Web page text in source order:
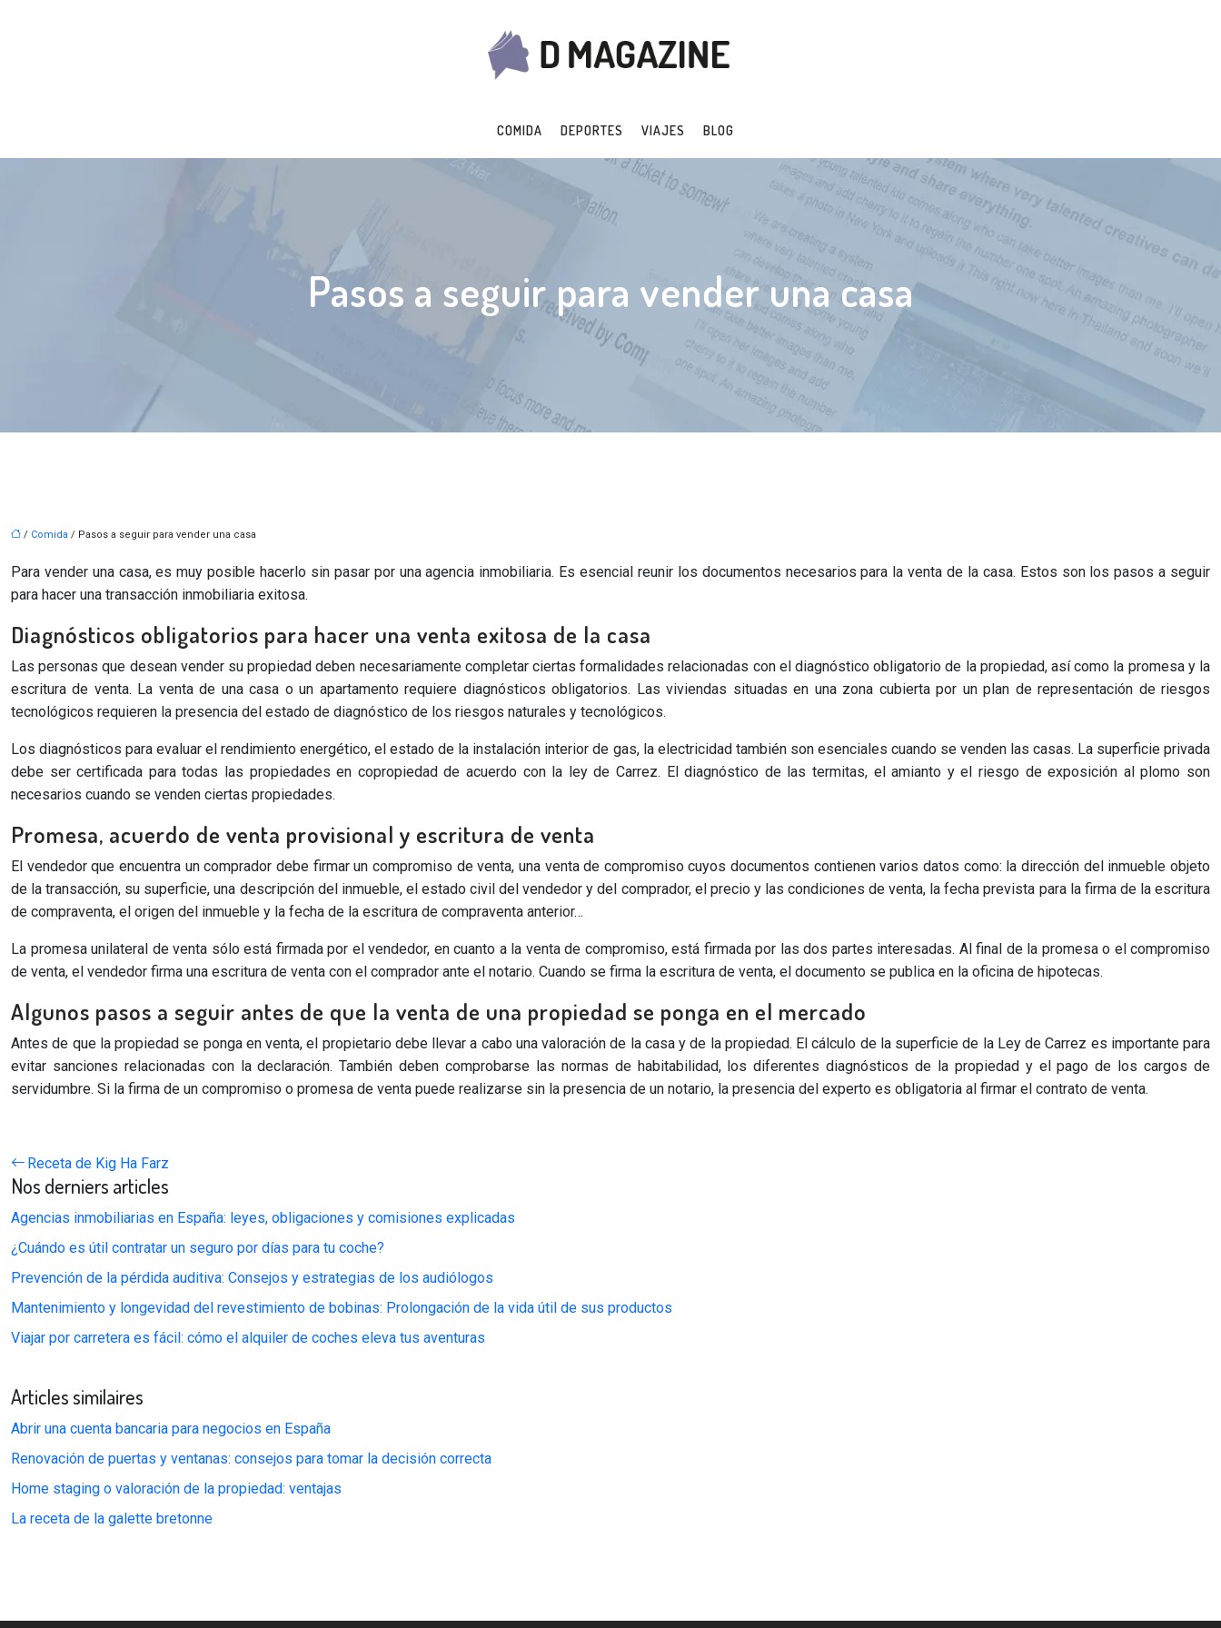
COMIDA DEPORTES VIAJES BLOG
Pasos a seguir para vender una casa
/ Comida / Pasos a seguir para vender una casa
Para vender una casa, es muy posible hacerlo sin pasar por una agencia inmobiliaria. Es esencial reunir los documentos necesarios para la venta de la casa. Estos son los pasos a seguir
para hacer una transacción inmobiliaria exitosa.
Diagnósticos obligatorios para hacer una venta exitosa de la casa
Las personas que desean vender su propiedad deben necesariamente completar ciertas formalidades relacionadas con el diagnóstico obligatorio de la propiedad, así como la promesa y la
escritura de venta. La venta de una casa o un apartamento requiere diagnósticos obligatorios. Las viviendas situadas en una zona cubierta por un plan de representación de riesgos
tecnológicos requieren la presencia del estado de diagnóstico de los riesgos naturales y tecnológicos.
Los diagnósticos para evaluar el rendimiento energético, el estado de la instalación interior de gas, la electricidad también son esenciales cuando se venden las casas. La superficie privada
debe ser certificada para todas las propiedades en copropiedad de acuerdo con la ley de Carrez. El diagnóstico de las termitas, el amianto y el riesgo de exposición al plomo son
necesarios cuando se venden ciertas propiedades.
Promesa, acuerdo de venta provisional y escritura de venta
El vendedor que encuentra un comprador debe firmar un compromiso de venta, una venta de compromiso cuyos documentos contienen varios datos como: la dirección del inmueble objeto
de la transacción, su superficie, una descripción del inmueble, el estado civil del vendedor y del comprador, el precio y las condiciones de venta, la fecha prevista para la firma de la escritura
de compraventa, el origen del inmueble y la fecha de la escritura de compraventa anterior…
La promesa unilateral de venta sólo está firmada por el vendedor, en cuanto a la venta de compromiso, está firmada por las dos partes interesadas. Al final de la promesa o el compromiso
de venta, el vendedor firma una escritura de venta con el comprador ante el notario. Cuando se firma la escritura de venta, el documento se publica en la oficina de hipotecas.
Algunos pasos a seguir antes de que la venta de una propiedad se ponga en el mercado
Antes de que la propiedad se ponga en venta, el propietario debe llevar a cabo una valoración de la casa y de la propiedad. El cálculo de la superficie de la Ley de Carrez es importante para
evitar sanciones relacionadas con la declaración. También deben comprobarse las normas de habitabilidad, los diferentes diagnósticos de la propiedad y el pago de los cargos de
servidumbre. Si la firma de un compromiso o promesa de venta puede realizarse sin la presencia de un notario, la presencia del experto es obligatoria al firmar el contrato de venta.
Receta de Kig Ha Farz
Nos derniers articles
Agencias inmobiliarias en España: leyes, obligaciones y comisiones explicadas
¿Cuándo es útil contratar un seguro por días para tu coche?
Prevención de la pérdida auditiva: Consejos y estrategias de los audiólogos
Mantenimiento y longevidad del revestimiento de bobinas: Prolongación de la vida útil de sus productos
Viajar por carretera es fácil: cómo el alquiler de coches eleva tus aventuras
Articles similaires
Abrir una cuenta bancaria para negocios en España
Renovación de puertas y ventanas: consejos para tomar la decisión correcta
Home staging o valoración de la propiedad: ventajas
La receta de la galette bretonne